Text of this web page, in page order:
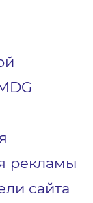
рекламы
сайта